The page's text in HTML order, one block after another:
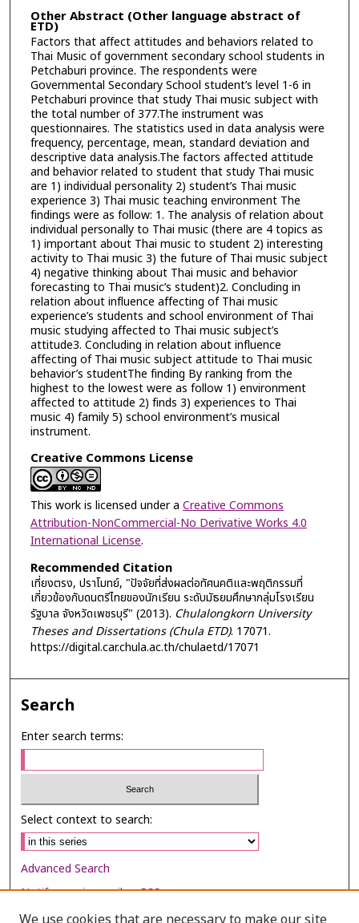
Other Abstract (Other language abstract of
ETD)
Factors that affect attitudes and behaviors related to
Thai Music of government secondary school students in
Petchaburi province. The respondents were
Governmental Secondary School student’s level 1-6 in
Petchaburi province that study Thai music subject with
the total number of 377.The instrument was
questionnaires. The statistics used in data analysis were
frequency, percentage, mean, standard deviation and
descriptive data analysis.The factors affected attitude
and behavior related to student that study Thai music
are 1) individual personality 2) student’s Thai music
experience 3) Thai music teaching environment The
findings were as follow: 1. The analysis of relation about
individual personally to Thai music (there are 4 topics as
1) important about Thai music to student 2) interesting
activity to Thai music 3) the future of Thai music subject
4) negative thinking about Thai music and behavior
forecasting to Thai music’s student)2. Concluding in
relation about influence affecting of Thai music
experience’s students and school environment of Thai
music studying affected to Thai music subject’s
attitude3. Concluding in relation about influence
affecting of Thai music subject attitude to Thai music
behavior’s studentThe finding By ranking from the
highest to the lowest were as follow 1) environment
affected to attitude 2) finds 3) experiences to Thai
music 4) family 5) school environment’s musical
instrument.
Creative Commons License
This work is licensed under a Creative Commons
Attribution-NonCommercial-No Derivative Works 4.0
International License.
Recommended Citation
เที่ยงตรง, ปราโมทย์, "ปัจจัยที่ส่งผลต่อทัศนคติและพฤติกรรมที่
เกี่ยวข้องกับดนตรีไทยของนักเรียน ระดับมัธยมศึกษากลุ่มโรงเรียน
รัฐบาล จังหวัดเพชรบุรี" (2013). Chulalongkorn University
Theses and Dissertations (Chula ETD). 17071.
https://digital.car.chula.ac.th/chulaetd/17071
Search
Enter search terms:
Select context to search:
Advanced Search
Notify me via email orRSS